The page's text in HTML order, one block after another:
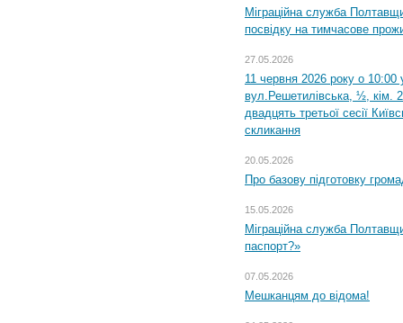
Міграційна служба
посвідку на тимчасове
27.05.2026
11 червня 2026 року о 10:00
вул.Решетилівська, ½, кім.
двадцять третьої сесії
скликання
20.05.2026
Про базову підготовку
15.05.2026
Міграційна служба
паспорт?»
07.05.2026
Мешканцям до відома!